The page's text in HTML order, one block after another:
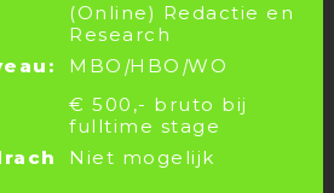
(Online) Redactie en
Research
MBO |HBO |WO
€ 500,- bruto bij
fulltime stage
Niet mogelijk